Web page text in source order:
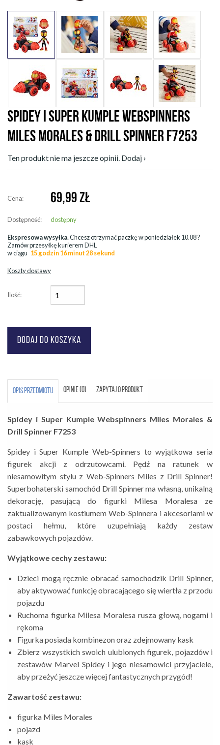
SPIDEY I SUPER KUMPLE WEBSPINNERS
MILES MORALES & DRILL SPINNER F7253
Ten produkt nie ma jeszcze opinii. Dodaj ›
Cena: 69,99 ZŁ
Dostępność: dostępny
Ekspresowa wysyłka.Chcesz otrzymać paczkę wponiedziałek 10.08?
Zamów przesyłkę kurierem DHL
w ciągu 15 godzin 16 minut 28 sekund
Koszty dostawy
Ilość:
OPIS PRZEDMIOTU OPINIE (0) ZAPYTAJ O PRODUKT
Spidey i Super Kumple Webspinners Miles Morales &
Drill Spinner F7253
Spidey i Super Kumple Web-Spinners to wyjątkowa seria
figurek akcji z odrzutowcami. Pędź na ratunek w
niesamowitym stylu z Web-Spinners Miles z Drill Spinner!
Superbohaterski samochód Drill Spinner ma własną, unikalną
dekorację, pasującą do figurki Milesa Moralesa ze
zaktualizowanym kostiumem Web-Spinnera i akcesoriami w
postaci hełmu, które uzupełniają każdy zestaw
zabawkowych pojazdów.
Wyjątkowe cechy zestawu:
Dzieci mogą ręcznie obracać samochodzik Drill Spinner,
aby aktywować funkcję obracającego się wiertła z przodu
pojazdu
Ruchoma figurka Milesa Moralesa rusza głową, nogami i
rękoma
Figurka posiada kombinezon oraz zdejmowany kask
Zbierz wszystkich swoich ulubionych figurek, pojazdów i
zestawów Marvel Spidey i jego niesamowici przyjaciele,
aby przeżyć jeszcze więcej fantastycznych przygód!
Zawartość zestawu:
figurka Miles Morales
pojazd
kask